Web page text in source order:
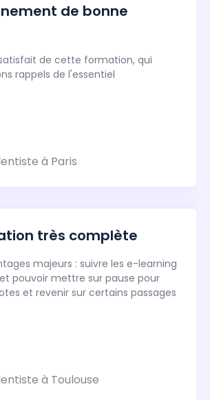
de bonne
de cette formation, qui
rappels de l'essentiel
à Paris
très complète
majeurs : suivre les e-learning
pouvoir mettre sur pause pour
et revenir sur certains passages
à Toulouse